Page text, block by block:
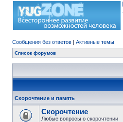
Сообщения без ответов | Активные темы
Список форумов
Скорочтение и память
Скорочтение
Любые вопросы о скорочтении